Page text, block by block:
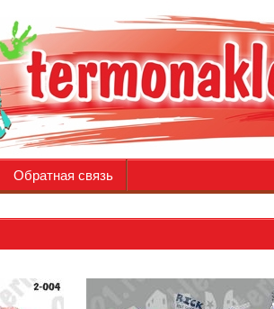
Обратная связь